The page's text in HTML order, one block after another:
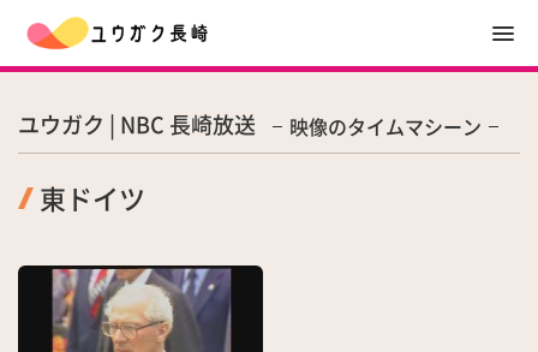
ユウガク | NBC 長崎放送 映像のタイムマシーン
東ドイツ